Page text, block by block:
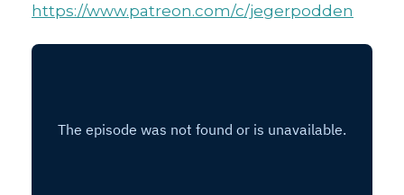
https://www.patreon.com/c/jegerpodden